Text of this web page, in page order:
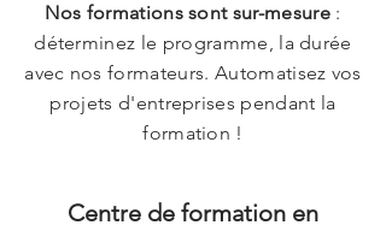
Nos formations sont sur-mesure:
déterminez le programme, la durée
avec nos formateurs. Automatisez vos
projets d'entreprises pendant la
formation !
Centre de formation en